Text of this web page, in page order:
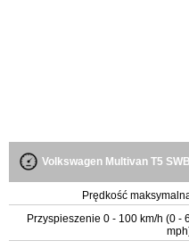
Volkswagen Multivan T5
Prędkość
Przyspieszenie 0 - 100 km/h (0 -